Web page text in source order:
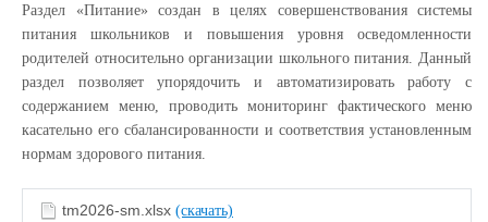
Раздел «Питание» создан в целях совершенствования системы
питания школьников и повышения уровня осведомленности
родителей относительно организации школьного питания. Данный
раздел позволяет упорядочить и автоматизировать работу с
содержанием меню, проводить мониторинг фактического меню
касательно его сбалансированности и соответствия установленным
нормам здорового питания.
tm2026-sm.xlsx (скачать)